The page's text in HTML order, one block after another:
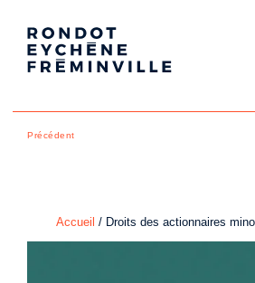
Précédent
Accueil / Droits des actionnaires